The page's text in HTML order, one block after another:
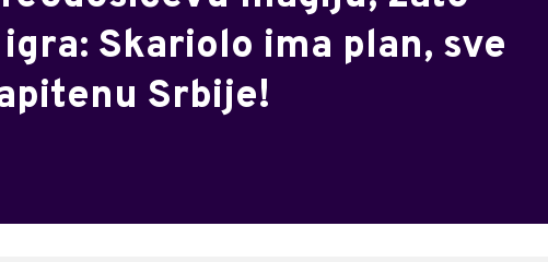
Skariolo ima plan, sve
Srbije!